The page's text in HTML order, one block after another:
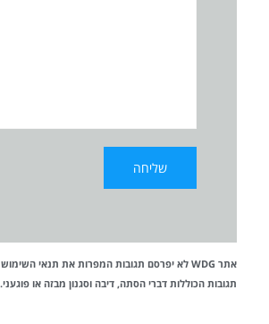
אתר WDG לא יפרסם תגובות המפרות את תנאי השימוש
תגובות הכוללות דברי הסתה, דיבה וסגנון מבזה או פוגעני.